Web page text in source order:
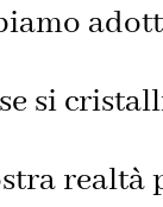
si
realtà